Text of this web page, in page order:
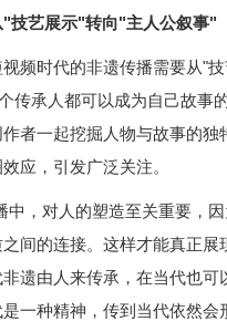
"技艺展示"转向"主人公叙事"
频时代的非遗传播需要从"
传承人都可以成为自己故事
者一起挖掘人物与故事的独
应，引发广泛关注。
中，对人的塑造至关重要，
间的连接。这样才能真正展
遗由人来传承，在当代也可
一种精神，传到当代依然会